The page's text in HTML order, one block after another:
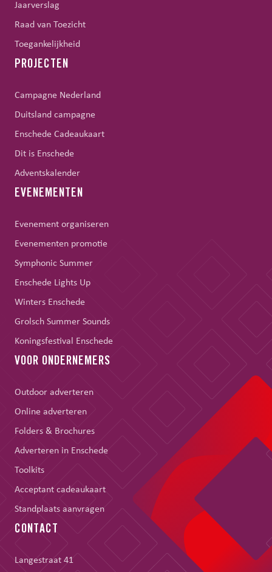
Jaarverslag
Raad van Toezicht
Toegankelijkheid
PROJECTEN
Campagne Nederland
Duitsland campagne
Enschede Cadeaukaart
Dit is Enschede
Adventskalender
EVENEMENTEN
Evenement organiseren
Evenementen promotie
Symphonic Summer
Enschede Lights Up
Winters Enschede
Grolsch Summer Sounds
Koningsfestival Enschede
VOOR ONDERNEMERS
Outdoor adverteren
Online adverteren
Folders & Brochures
Adverteren in Enschede
Toolkits
Acceptant cadeaukaart
Standplaats aanvragen
CONTACT
Langestraat 41